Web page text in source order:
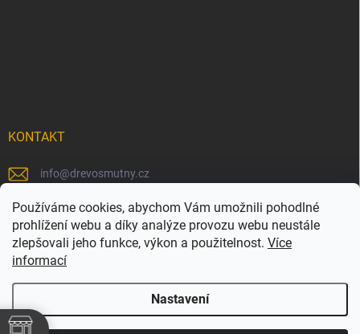
Používáme cookies, abychom Vám umožnili pohodlné
prohlížení webu a díky analýze provozu webu neustále
zlepšovali jeho funkce, výkon a použitelnost. Více
informací
Nastavení
KONTAKT
info@drevosmutny.cz
+420 725 710 840
https://www.facebook.com/drevosmutny/
drevosmutny/